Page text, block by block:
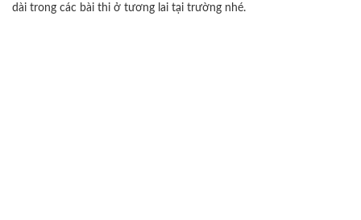
dài trong các bài thi ở tương lai tại trường nhé.